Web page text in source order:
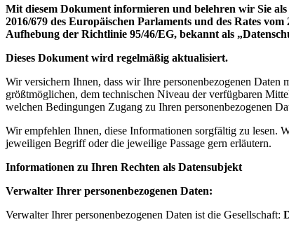
Mit diesem Dokument informieren und belehren wir Sie
2016/679 des Europäischen Parlaments und des Rates
Aufhebung der Richtlinie 95/46/EG, bekannt als
Dieses Dokument wird regelmäßig aktualisiert.
Wir versichern Ihnen, dass wir Ihre personenbezogenen
größtmöglichen, dem technischen Niveau der verfügbaren
welchen Bedingungen Zugang zu Ihren personenbezogenen
Wir empfehlen Ihnen, diese Informationen sorgfältig zu lesen.
jeweiligen Begriff oder die jeweilige Passage gern erläutern.
Informationen zu Ihren Rechten als Datensubjekt
Verwalter Ihrer personenbezogenen Daten:
Verwalter Ihrer personenbezogenen Daten ist die Gesellschaft: